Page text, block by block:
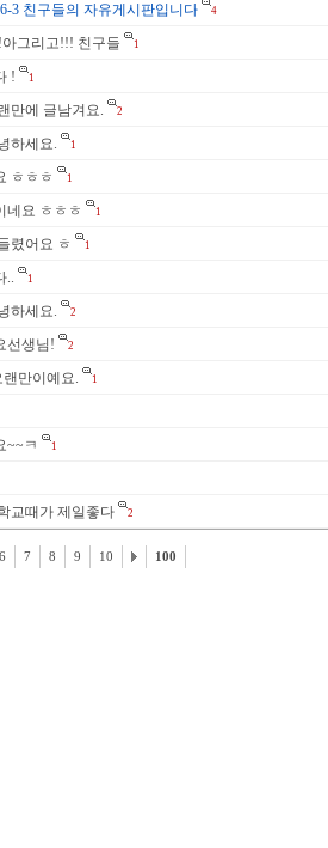
3 친구들의 자유게시판입니다 4
그리고!!! 친구들 1
! 1
만에 글남겨요. 2
하세요. 1
ㅎㅎㅎ 1
네요 ㅎㅎㅎ 1
렸어요 ㅎ 1
.. 1
하세요. 2
선생님! 2
랜만이예요. 1
~~ㅋ 1
교때가 제일좋다 2
6 7 8 9 10 100